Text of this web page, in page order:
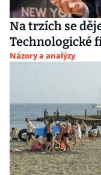
Na trzích se
Technologické
Názory a analýzy